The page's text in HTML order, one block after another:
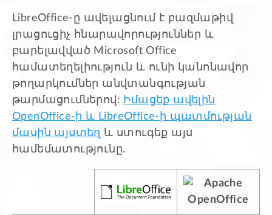
LibreOffice-ը ավելացնում է բազմաթիվ
լրացուցիչ հնարավորություններ և
բարելավված Microsoft Office
համատեղելիություն և ունի կանոնավոր
թողարկումներ անվտանգության
թարմացումներով: Իմացեք ավելին
OpenOffice-ի և LibreOffice-ի պատմության
մասին այստեղ և ստուգեք այս
համեմատությունը.